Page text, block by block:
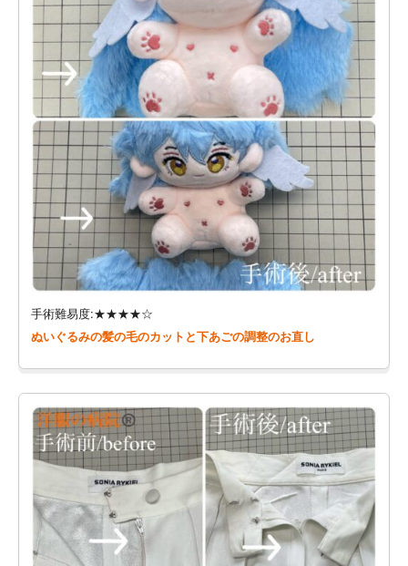
手術難易度:★★★★☆
ぬいぐるみの髪の毛のカットと下あごの調整のお直し